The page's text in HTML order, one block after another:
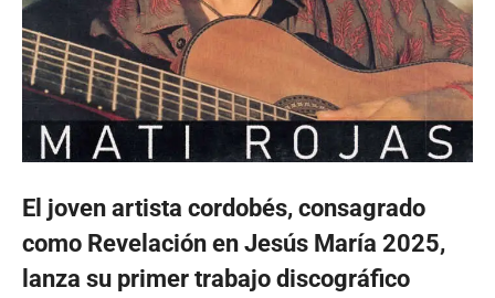
El joven artista cordobés, consagrado
como Revelación en Jesús María 2025,
lanza su primer trabajo discográfico